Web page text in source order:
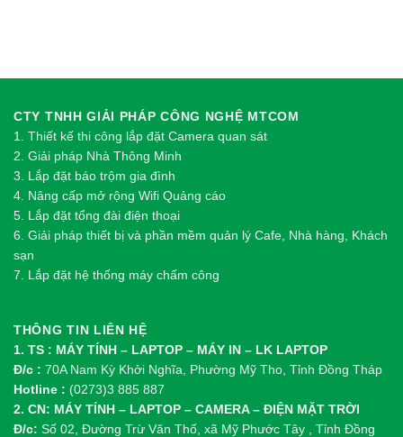
CTY TNHH GIẢI PHÁP CÔNG NGHỆ MTCOM
1. Thiết kế thi công lắp đặt Camera quan sát
2. Giải pháp Nhà Thông Minh
3. Lắp đặt báo trộm gia đình
4. Nâng cấp mở rộng Wifi Quảng cáo
5. Lắp đặt tổng đài điện thoại
6. Giải pháp thiết bị và phần mềm quản lý Cafe, Nhà hàng, Khách
sạn
7. Lắp đặt hệ thống máy chấm công
THÔNG TIN LIÊN HỆ
1. TS : MÁY TÍNH – LAPTOP – MÁY IN – LK LAPTOP
Đ/c : 70A Nam Kỳ Khởi Nghĩa, Phường Mỹ Tho, Tỉnh Đồng Tháp
Hotline : (0273)3 885 887
2. CN: MÁY TÍNH – LAPTOP – CAMERA – ĐIỆN MẶT TRỜI
Đ/c: Số 02, Đường Trừ Văn Thố, xã Mỹ Phước Tây , Tỉnh Đồng